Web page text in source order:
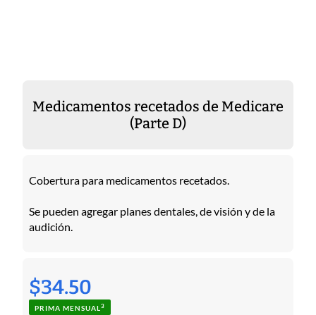
Medicamentos recetados de Medicare
(Parte D)
Cobertura para medicamentos recetados.
Se pueden agregar planes dentales, de visión y de la
audición.
$34.50
PRIMA MENSUAL3